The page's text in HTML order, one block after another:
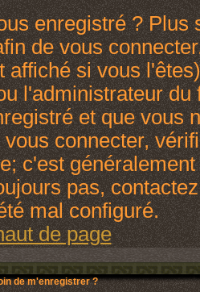
enregistré ? Plus
de vous
affiché si vous
l'administrateur
et que vous
connecter,
c'est
pas,
mal configuré.
de page
de m'enregistrer ?